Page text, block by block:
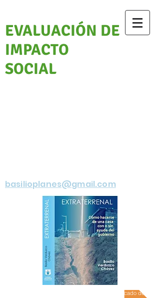
EVALUACIÓN DE
IMPACTO
SOCIAL
basilioplanes@gmail.com
(2024) Artículo en revista Derecho Global (mercado de